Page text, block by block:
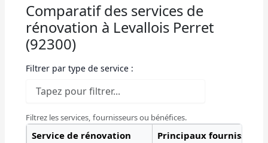
Comparatif des services de
rénovation à Levallois Perret
(92300)
Filtrer par type de service :
Filtrez les services, fournisseurs ou bénéfices.
Service de rénovation Principaux fournisseurs